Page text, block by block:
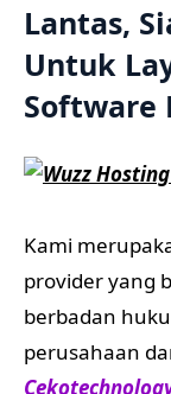
Lantas,
Untuk
Software
Kami
provider yang
berbadan
perusahaan